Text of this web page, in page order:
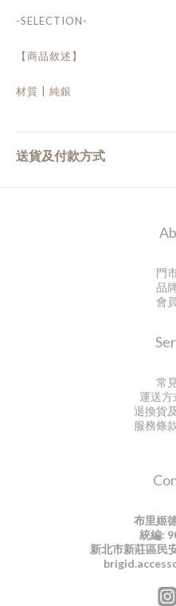
-SELECTION-
【商品敘述】
材質 | 純銀
送貨及付款方式
門
品
會
常
運送方
退換貨
服務條
布里姬
統編:
新北市新莊區民